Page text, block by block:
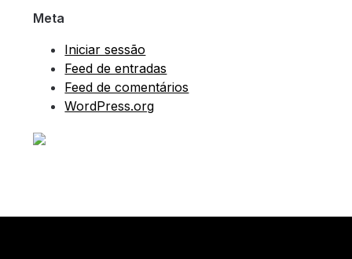
Meta
Iniciar sessão
Feed de entradas
Feed de comentários
WordPress.org